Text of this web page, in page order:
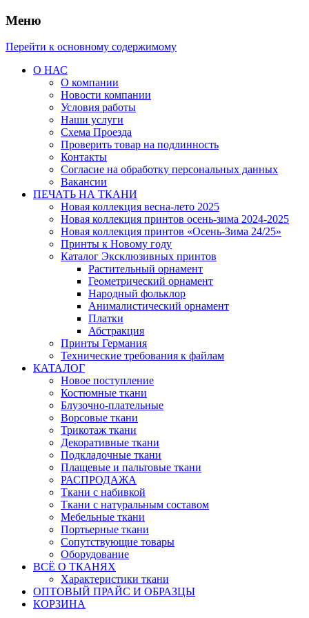
Меню
Перейти к основному содержимому
О НАС
О компании
Новости компании
Условия работы
Наши услуги
Схема Проезда
Проверить товар на подлинность
Контакты
Согласие на обработку персональных данных
Вакансии
ПЕЧАТЬ НА ТКАНИ
Новая коллекция весна-лето 2025
Новая коллекция принтов осень-зима 2024-2025
Новая коллекция принтов «Осень-Зима 24/25»
Принты к Новому году
Каталог Эксклюзивных принтов
Растительный орнамент
Геометрический орнамент
Народный фольклор
Анималистический орнамент
Платки
Абстракция
Принты Германия
Технические требования к файлам
КАТАЛОГ
Новое поступление
Костюмные ткани
Блузочно-плательные
Ворсовые ткани
Трикотаж ткани
Декоративные ткани
Подкладочные ткани
Плащевые и пальтовые ткани
РАСПРОДАЖА
Ткани с набивкой
Ткани с натуральным составом
Мебельные ткани
Портьерные ткани
Сопутствующие товары
Оборудование
ВСЁ О ТКАНЯХ
Характеристики ткани
ОПТОВЫЙ ПРАЙС И ОБРАЗЦЫ
КОРЗИНА